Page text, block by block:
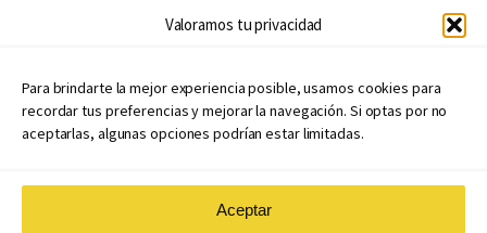
Valoramos tu privacidad
Para brindarte la mejor experiencia posible, usamos cookies para
recordar tus preferencias y mejorar la navegación. Si optas por no
aceptarlas, algunas opciones podrían estar limitadas.
Aceptar
Políticas de publicación
Políticas de coedición
Atribuciones